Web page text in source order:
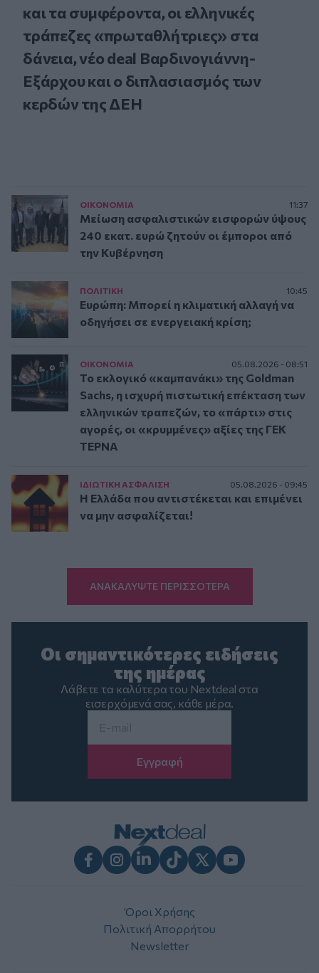
και τα συμφέροντα, οι ελληνικές
τράπεζες «πρωταθλήτριες» στα
δάνεια, νέο deal Βαρδινογιάννη-
Εξάρχου και ο διπλασιασμός των
κερδών της ΔΕΗ
ΟΙΚΟΝΟΜΙΑ 11:37
Μείωση ασφαλιστικών εισφορών ύψους
240 εκατ. ευρώ ζητούν οι έμποροι από
την Κυβέρνηση
ΠΟΛΙΤΙΚΗ 10:45
Ευρώπη: Μπορεί η κλιματική αλλαγή να
οδηγήσει σε ενεργειακή κρίση;
ΟΙΚΟΝΟΜΙΑ 05.08.2026 - 08:51
Το εκλογικό «καμπανάκι» της Goldman
Sachs, η ισχυρή πιστωτική επέκταση των
ελληνικών τραπεζών, το «πάρτι» στις
αγορές, οι «κρυμμένες» αξίες της ΓΕΚ
ΤΕΡΝΑ
ΙΔΙΩΤΙΚΗ ΑΣΦAΛΙΣΗ 05.08.2026 - 09:45
Η Ελλάδα που αντιστέκεται και επιμένει
να μην ασφαλίζεται!
ΑΝΑΚΑΛΥΨΤΕ ΠΕΡΙΣΣΟΤΕΡΑ
Οι σημαντικότερες ειδήσεις
της ημέρας
Λάβετε τα καλύτερα του Nextdeal στα
εισερχόμενά σας, κάθε μέρα.
Όροι Χρήσης
Πολιτική Απορρήτου
Newsletter